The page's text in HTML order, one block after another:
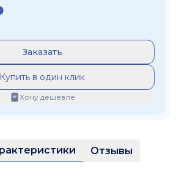
Заказать
Купить в один клик
Хочу дешевле
Отзывы